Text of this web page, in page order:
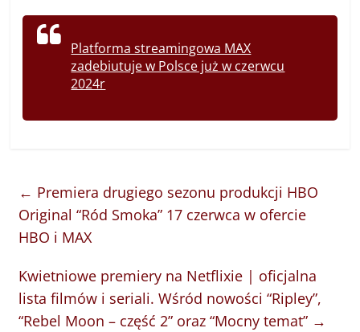
Platforma streamingowa MAX
zadebiutuje w Polsce już w czerwcu
2024r
← Premiera drugiego sezonu produkcji HBO
Original “Ród Smoka” 17 czerwca w ofercie
HBO i MAX
Kwietniowe premiery na Netflixie | oficjalna
lista filmów i seriali. Wśród nowości “Ripley”,
“Rebel Moon – część 2” oraz “Mocny temat” →